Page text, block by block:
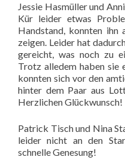
Jessie Hasmüller und
Kür leider etwas
Handstand, konnten ihn
zeigen. Leider hat
gereicht, was noch zu
Trotz alledem haben sie
konnten sich vor den
hinter dem Paar aus
Herzlichen Glückwunsch!
Patrick Tisch und Nina
leider nicht an den
schnelle Genesung!